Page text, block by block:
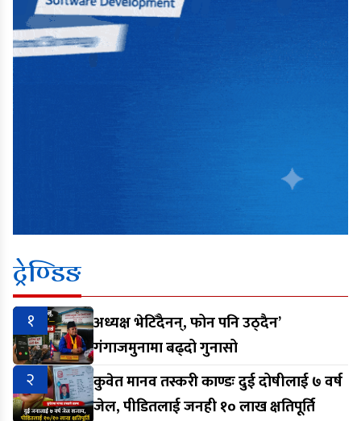
ट्रेण्डिङ
१
अध्यक्ष भेटिँदैनन्, फोन पनि उठ्दैन’
गंगाजमुनामा बढ्दो गुनासो
२
कुवेत मानव तस्करी काण्डः दुई दोषीलाई ७ वर्ष
जेल, पीडितलाई जनही १० लाख क्षतिपूर्ति